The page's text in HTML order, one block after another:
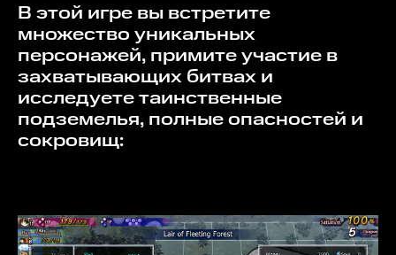
В этой игре вы встретите
множество уникальных
персонажей, примите участие в
захватывающих битвах и
исследуете таинственные
подземелья, полные опасностей и
сокровищ: